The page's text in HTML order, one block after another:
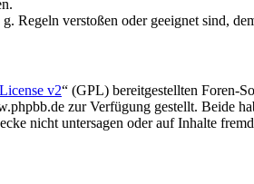
Regeln verstoßen oder geeignet sind,
v2“ (GPL) bereitgestellten Foren-
zur Verfügung gestellt. Beide
nicht untersagen oder auf Inhalte